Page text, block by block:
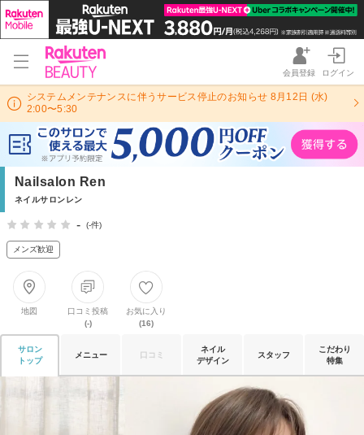
会員登録 ログイン
システムメンテナンスに伴うサービス停止のお知らせ 8月12日 (水)
2:00〜5:30
Nailsalon Ren
ネイルサロンレン
- (-件)
メンズ歓迎
地図
口コミ投稿
(-)
お気に入り
(16)
サロン
トップ
メニュー 口コミ
ネイル
デザイン
スタッフ
こだわり
特集